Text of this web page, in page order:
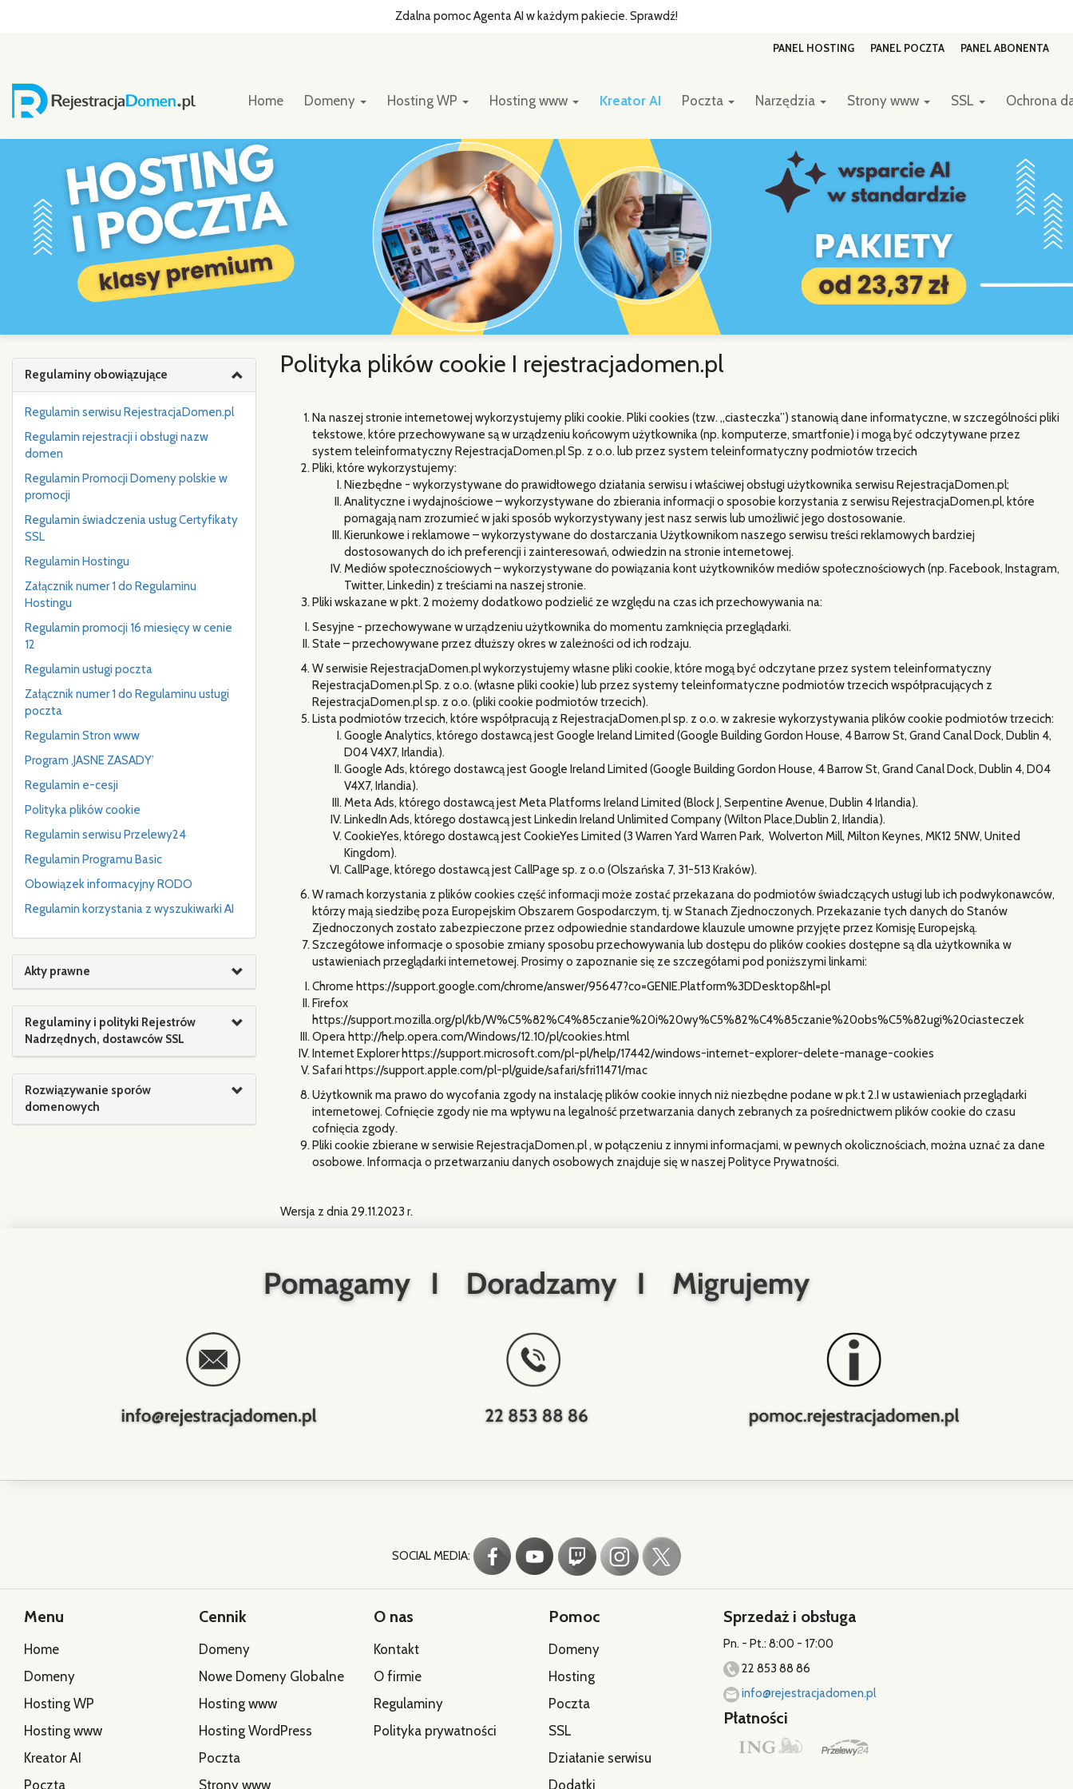
Zdalna pomoc Agenta AI w każdym pakiecie. Sprawdź!
PANEL ABONENTA
PANEL POCZTA
PANEL HOSTING
Home Domeny Hosting WP Hosting www Kreator AI Poczta Narzędzia Strony www SSL Ochrona
Regulaminy obowiązujące
Regulamin serwisu RejestracjaDomen.pl
Regulamin rejestracji i obsługi nazw
domen
Regulamin Promocji Domeny polskie w
promocji
Regulamin świadczenia usług Certyfikaty
SSL
Regulamin Hostingu
Załącznik numer 1 do Regulaminu
Hostingu
Regulamin promocji 16 miesięcy w cenie
12
Regulamin usługi poczta
Załącznik numer 1 do Regulaminu usługi
poczta
Regulamin Stron www
Program ‚JASNE ZASADY’
Regulamin e-cesji
Polityka plików cookie
Regulamin serwisu Przelewy24
Regulamin Programu Basic
Obowiązek informacyjny RODO
Regulamin korzystania z wyszukiwarki AI
Akty prawne
Regulaminy i polityki Rejestrów
Nadrzędnych, dostawców SSL
Rozwiązywanie sporów
domenowych
Polityka plików cookie I rejestracjadomen.pl
Na naszej stronie internetowej wykorzystujemy pliki cookie. Pliki cookies (tzw. „ciasteczka”) stanowią dane informatyczne, w szczególności pliki
tekstowe, które przechowywane są w urządzeniu końcowym użytkownika (np. komputerze, smartfonie) i mogą być odczytywane przez
system teleinformatyczny RejestracjaDomen.pl Sp. z o.o. lub przez system teleinformatyczny podmiotów trzecich
Pliki, które wykorzystujemy:
Niezbędne - wykorzystywane do prawidłowego działania serwisu i właściwej obsługi użytkownika serwisu RejestracjaDomen.pl;
Analityczne i wydajnościowe – wykorzystywane do zbierania informacji o sposobie korzystania z serwisu RejestracjaDomen.pl, które
pomagają nam zrozumieć w jaki sposób wykorzystywany jest nasz serwis lub umożliwić jego dostosowanie.
Kierunkowe i reklamowe – wykorzystywane do dostarczania Użytkownikom naszego serwisu treści reklamowych bardziej
dostosowanych do ich preferencji i zainteresowań, odwiedzin na stronie internetowej.
Mediów społecznościowych – wykorzystywane do powiązania kont użytkowników mediów społecznościowych (np. Facebook, Instagram,
Twitter, Linkedin) z treściami na naszej stronie.
Pliki wskazane w pkt. 2 możemy dodatkowo podzielić ze względu na czas ich przechowywania na:
Sesyjne - przechowywane w urządzeniu użytkownika do momentu zamknięcia przeglądarki.
Stałe – przechowywane przez dłuższy okres w zależności od ich rodzaju.
W serwisie RejestracjaDomen.pl wykorzystujemy własne pliki cookie, które mogą być odczytane przez system teleinformatyczny
RejestracjaDomen.pl Sp. z o.o. (własne pliki cookie) lub przez systemy teleinformatyczne podmiotów trzecich współpracujących z
RejestracjaDomen.pl sp. z o.o. (pliki cookie podmiotów trzecich).
Lista podmiotów trzecich, które współpracują z RejestracjaDomen.pl sp. z o.o. w zakresie wykorzystywania plików cookie podmiotów trzecich:
Google Analytics, którego dostawcą jest Google Ireland Limited (Google Building Gordon House, 4 Barrow St, Grand Canal Dock, Dublin 4,
D04 V4X7, Irlandia).
Google Ads, którego dostawcą jest Google Ireland Limited (Google Building Gordon House, 4 Barrow St, Grand Canal Dock, Dublin 4, D04
V4X7, Irlandia).
Meta Ads, którego dostawcą jest Meta Platforms Ireland Limited (Block J, Serpentine Avenue, Dublin 4 Irlandia).
LinkedIn Ads, którego dostawcą jest Linkedin Ireland Unlimited Company (Wilton Place,Dublin 2, Irlandia).
CookieYes, którego dostawcą jest CookieYes Limited (3 Warren Yard Warren Park, Wolverton Mill, Milton Keynes, MK12 5NW, United
Kingdom).
CallPage, którego dostawcą jest CallPage sp. z o.o (Olszańska 7, 31-513 Kraków).
W ramach korzystania z plików cookies część informacji może zostać przekazana do podmiotów świadczących usługi lub ich podwykonawców,
którzy mają siedzibę poza Europejskim Obszarem Gospodarczym, tj. w Stanach Zjednoczonych. Przekazanie tych danych do Stanów
Zjednoczonych zostało zabezpieczone przez odpowiednie standardowe klauzule umowne przyjęte przez Komisję Europejską.
Szczegółowe informacje o sposobie zmiany sposobu przechowywania lub dostępu do plików cookies dostępne są dla użytkownika w
ustawieniach przeglądarki internetowej. Prosimy o zapoznanie się ze szczegółami pod poniższymi linkami:
Chrome https://support.google.com/chrome/answer/95647?co=GENIE.Platform%3DDesktop&hl=pl
Firefox
https://support.mozilla.org/pl/kb/W%C5%82%C4%85czanie%20i%20wy%C5%82%C4%85czanie%20obs%C5%82ugi%20ciasteczek
Opera http://help.opera.com/Windows/12.10/pl/cookies.html
Internet Explorer https://support.microsoft.com/pl-pl/help/17442/windows-internet-explorer-delete-manage-cookies
Safari https://support.apple.com/pl-pl/guide/safari/sfri11471/mac
Użytkownik ma prawo do wycofania zgody na instalację plików cookie innych niż niezbędne podane w pk.t 2.I w ustawieniach przeglądarki
internetowej. Cofnięcie zgody nie ma wpływu na legalność przetwarzania danych zebranych za pośrednictwem plików cookie do czasu
cofnięcia zgody.
Pliki cookie zbierane w serwisie RejestracjaDomen.pl , w połączeniu z innymi informacjami, w pewnych okolicznościach, można uznać za dane
osobowe. Informacja o przetwarzaniu danych osobowych znajduje się w naszej Polityce Prywatności.
Wersja z dnia 29.11.2023 r.
SOCIAL MEDIA:
Menu
Home
Domeny
Hosting WP
Hosting www
Kreator AI
Poczta
Cennik
Domeny
Nowe Domeny Globalne
Hosting www
Hosting WordPress
Poczta
Strony www
O nas
Kontakt
O firmie
Regulaminy
Polityka prywatności
Pomoc
Domeny
Hosting
Poczta
SSL
Działanie serwisu
Dodatki
Sprzedaż i obsługa
Pn. - Pt.: 8:00 - 17:00
22 853 88 86
info@rejestracjadomen.pl
Płatności